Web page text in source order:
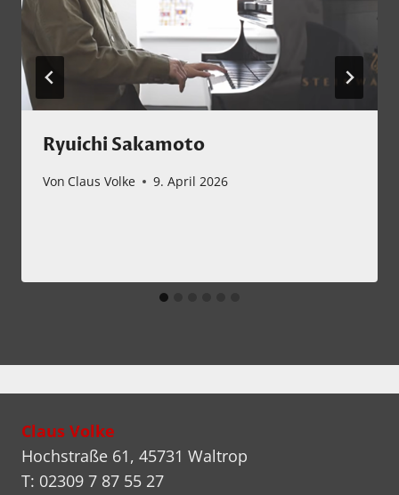
Ryuichi Sakamoto
Von Claus Volke 9. April 2026
Claus Volke
Hochstraße 61, 45731 Waltrop
T: 02309 7 87 55 27